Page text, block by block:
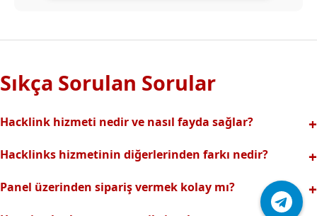
Sıkça Sorulan Sorular
Hacklink hizmeti nedir ve nasıl fayda sağlar?
backlinklerle sitenizin arama motorlarındaki
sıralamalarınız hızlıca yükselir.
Hacklinks hizmetinin diğerlerinden farkı nedir?
riski olmadan, en kaliteli ve etkili backlinkler sunuyoruz.
Profesyonel ekibimizle hızlı destek sağlanır.Ayrıca Daha
Panel üzerinden sipariş vermek kolay mı?
Hacklinks paneli kullanıcı dostu arayüzüyle kolayca sipariş